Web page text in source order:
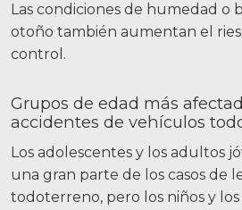
Las condiciones de humedad o
otoño también aumentan el
control.
Grupos de edad más
accidentes de vehículos
Los adolescentes y los adultos
una gran parte de los casos de
todoterreno, pero los niños y